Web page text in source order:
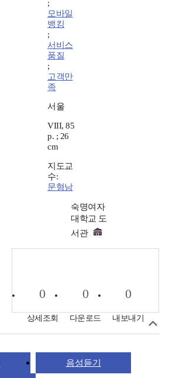
;
모바일
뱅킹
;
서비스
품질
;
고객만
족
서울
VIII, 85
p. ; 26
cm
지도교
수:
문형남
숙명여자
대학교 도
서관
0
상세조회
0
다운로드
0
내보내기
음성듣기